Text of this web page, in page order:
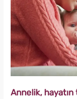
Annelik,